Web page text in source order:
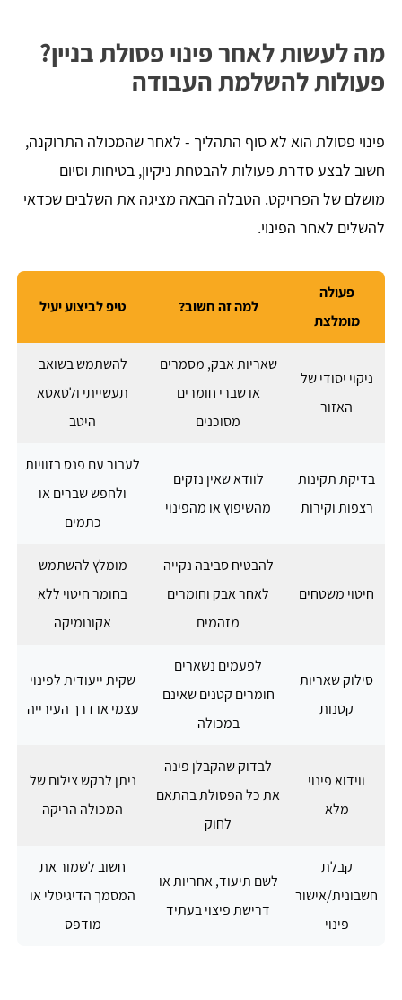
מה לעשות לאחר פינוי פסולת בניין?
פעולות להשלמת העבודה
פינוי פסולת הוא לא סוף התהליך - לאחר שהמכולה התרוקנה,
חשוב לבצע סדרת פעולות להבטחת ניקיון, בטיחות וסיום
מושלם של הפרויקט. הטבלה הבאה מציגה את השלבים שכדאי
להשלים לאחר הפינוי.
פעולה
מומלצת
למה זה חשוב? טיפ לביצוע יעיל
ניקוי יסודי של
האזור
שאריות אבק, מסמרים
או שברי חומרים
מסוכנים
להשתמש בשואב
תעשייתי ולטאטא
היטב
בדיקת תקינות
רצפות וקירות
לוודא שאין נזקים
מהשיפוץ או מהפינוי
לעבור עם פנס בזוויות
ולחפש שברים או
כתמים
חיטוי משטחים
להבטיח סביבה נקייה
לאחר אבק וחומרים
מזהמים
מומלץ להשתמש
בחומר חיטוי ללא
אקונומיקה
סילוק שאריות
קטנות
לפעמים נשארים
חומרים קטנים שאינם
במכולה
שקית ייעודית לפינוי
עצמי או דרך העירייה
ווידוא פינוי
מלא
לבדוק שהקבלן פינה
את כל הפסולת בהתאם
לחוק
ניתן לבקש צילום של
המכולה הריקה
קבלת
חשבונית/אישור
פינוי
לשם תיעוד, אחריות או
דרישת פיצוי בעתיד
חשוב לשמור את
המסמך הדיגיטלי או
מודפס